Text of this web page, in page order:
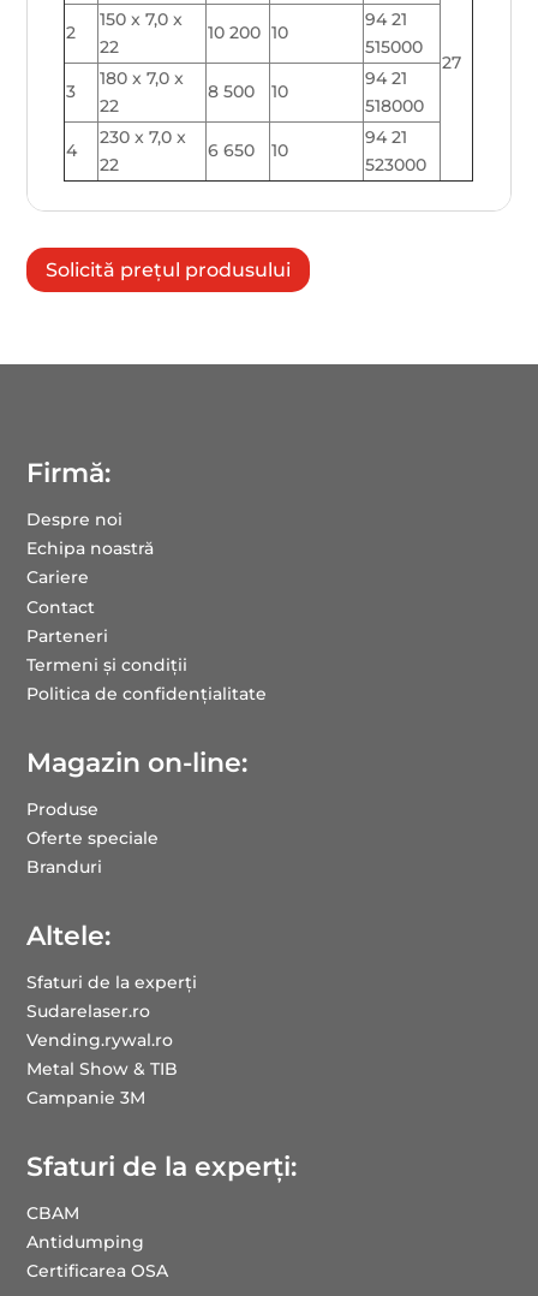
27
2
150 x 7,0 x
22
10 200 10
94 21
515000
3
180 x 7,0 x
22
8 500 10
94 21
518000
4
230 x 7,0 x
22
6 650 10
94 21
523000
Solicită prețul produsului
Firmă:
Despre noi
Echipa noastră
Cariere
Contact
Parteneri
Termeni și condiții
Politica de confidențialitate
Magazin on-line:
Produse
Oferte speciale
Branduri
Altele:
Sfaturi de la experți
Sudarelaser.ro
Vending.rywal.ro
Metal Show & TIB
Campanie 3M
Sfaturi de la experți:
CBAM
Antidumping
Certificarea OSA